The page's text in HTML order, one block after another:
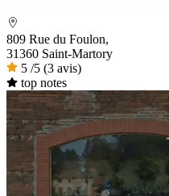
809 Rue du Foulon,
31360 Saint-Martory
5 /5 (3 avis)
top notes